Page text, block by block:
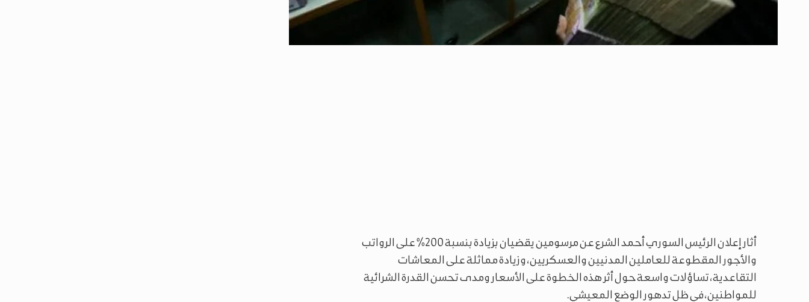
أثار إعلان الرئيس السوري أحمد الشرع عن مرسومين يقضيان بزيادة بنسبة 200% على الرواتب
والأجور المقطوعة للعاملين المدنيين والعسكريين، وزيادة مماثلة على المعاشات
التقاعدية، تساؤلات واسعة حول أثر هذه الخطوة على الأسعار ومدى تحسن القدرة الشرائية
للمواطنين، في ظل تدهور الوضع المعيشي.